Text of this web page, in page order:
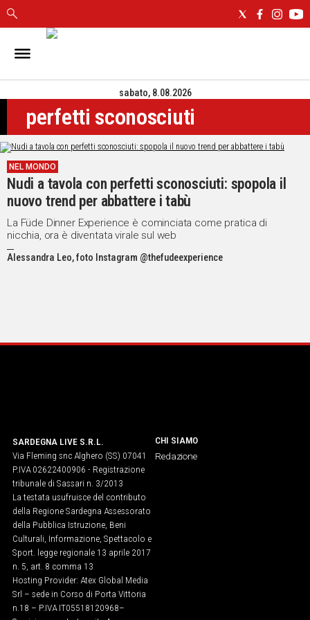
IN
CAGLIARI
SASSARI
NUORO
ORISTANO
SULCIS
GALLURA
OGLIASTRA
MEDIO
CAMPIDANO
ITALIA
VIDEO
Vai
UNISCITI
AL CANALE
WHATSAPP
sabato, 8.08.2026
perfetti sconosciuti
NEL MONDO
Nudi a tavola con perfetti sconosciuti: spopola il
nuovo trend per abbattere i tabù
La Füde Dinner Experience è cominciata come pratica di
nicchia, ora è diventata virale sul web
Alessandra Leo, foto Instagram @thefudeexperience
SARDEGNA LIVE S.R.L.
Via Fleming snc Alghero (SS) 07041
P.IVA 02622400906 - Registrazione
tribunale di Sassari n. 3/2013
La testata usufruisce del contributo
della Regione Sardegna Assessorato
della Pubblica Istruzione, Beni
Culturali, Informazione, Spettacolo e
Sport. legge regionale 13 aprile 2017
n. 5, art. 8 comma 13
Hosting Provider: Atex Global Media
Srl – sede in Corso di Porta Vittoria
n.18 – P.IVA IT05518120968​–
CHI SIAMO
Redazione